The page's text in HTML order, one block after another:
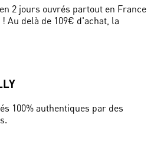
2 jours ouvrés partout en France
Au delà de 109€ d'achat, la
100% authentiques par des